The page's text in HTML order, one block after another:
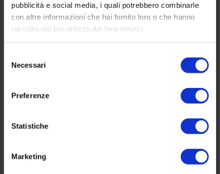
pubblicità e social media, i quali potrebbero combinarle
con altre informazioni che hai fornito loro o che hanno
raccolto dal tuo utilizzo dei loro servizi.
delNecessari
Preferenze
Statistiche
Marketing